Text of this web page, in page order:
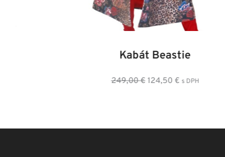
Kabát Beastie
Pôvodná
124,50€Aktuálna
s DPH